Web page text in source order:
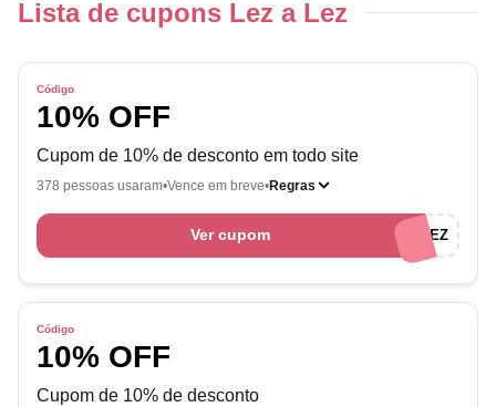
Lista de cupons Lez a Lez
Código
10% OFF
Cupom de 10% de desconto em todo site
378 pessoas usaram Vence em breve Regras
Ver cupom BEMVINDALEZ
Código
10% OFF
Cupom de 10% de desconto